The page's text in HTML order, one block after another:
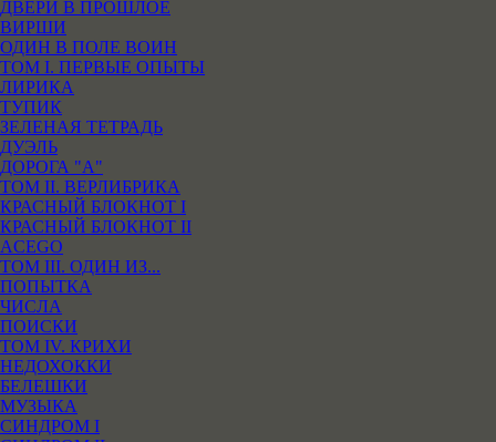
ДВЕРИ В ПРОШЛОЕ
ВИРШИ
ОДИН В ПОЛЕ ВОИН
ТОМ I. ПЕРВЫЕ ОПЫТЫ
ЛИРИКА
ТУПИК
ЗЕЛЕНАЯ ТЕТРАДЬ
ДУЭЛЬ
ДОРОГА "А"
ТОМ II. ВЕРЛИБРИКА
КРАСНЫЙ БЛОКНОТ I
КРАСНЫЙ БЛОКНОТ II
ACEGO
ТОМ III. ОДИН ИЗ...
ПОПЫТКА
ЧИСЛА
ПОИСКИ
ТОМ IV. КРИХИ
НЕДОХОККИ
БЕЛЕШКИ
МУЗЫКА
СИНДРОМ I